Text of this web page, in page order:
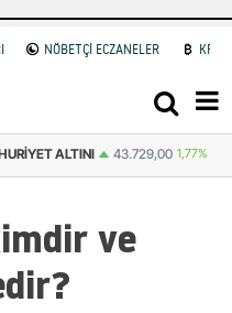
NÖBETÇİ ECZANELER
ATA ALTIN 43.374,00 0,58%
ve